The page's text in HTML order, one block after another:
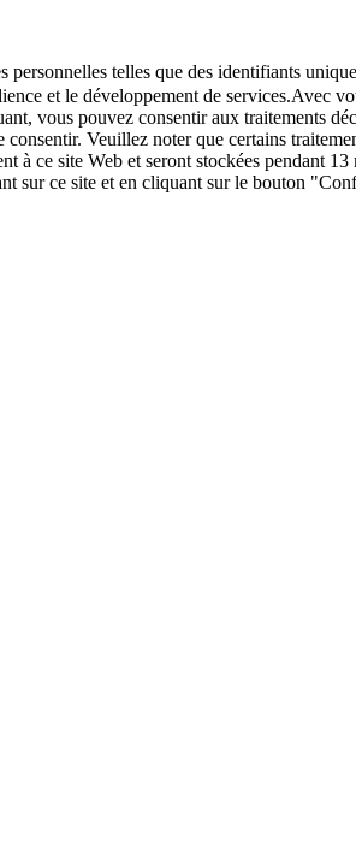
telles que des identifiants
et le développement de services.Avec
vous pouvez consentir aux traitements
Veuillez noter que certains
à ce site Web et seront stockées pendant 13
ce site et en cliquant sur le bouton